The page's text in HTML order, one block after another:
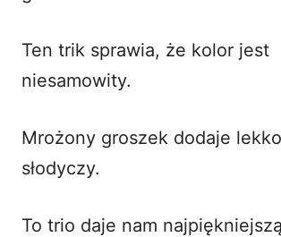
Ten trik sprawia, że kolor jest
niesamowity.
Mrożony groszek dodaje
słodyczy.
To trio daje nam